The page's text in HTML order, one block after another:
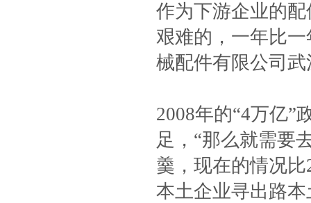
作为下游企业的
艰难的，一年比
械配件有限公司
2008年的“4万亿”
足，“那么就需要
羹，现在的情况
本土企业寻出路